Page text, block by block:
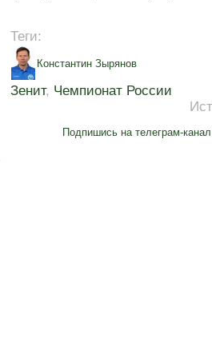
Теги:
Константин Зырянов
Зенит, Чемпионат России
Подпишись на телеграм-